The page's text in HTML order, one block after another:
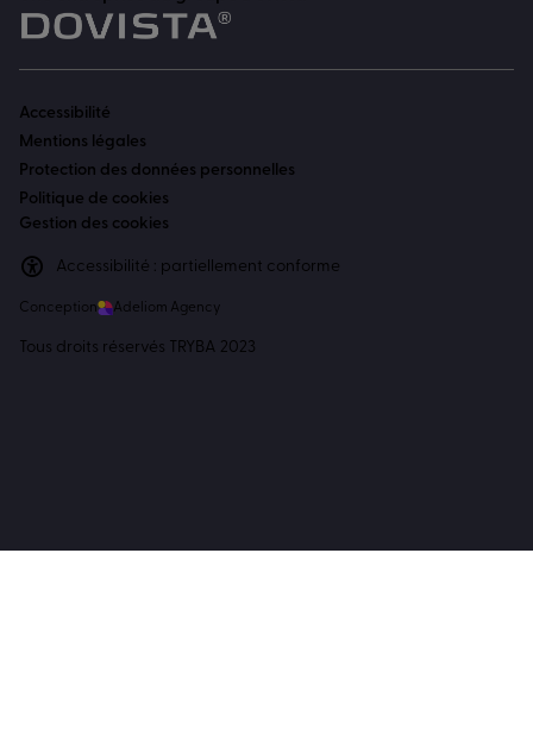
Accessibilité
Mentions légales
Protection des données personnelles
Politique de cookies
Gestion des cookies
Accessibilité : partiellement conforme
Conception Adeliom Agency
Tous droits réservés TRYBA 2023